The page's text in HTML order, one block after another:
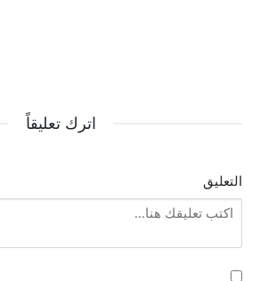
اترك تعليقاً
التعليق